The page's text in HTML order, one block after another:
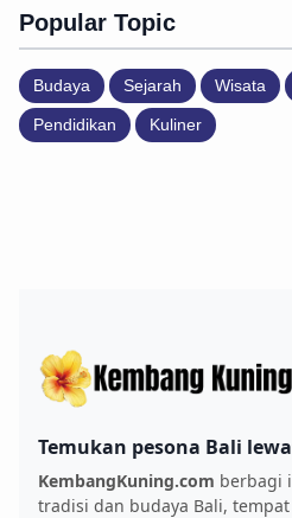
Popular Topic
Budaya Sejarah Wisata
Pendidikan Kuliner
Temukan pesona Bali
KembangKuning.com berbagi
tradisi dan budaya Bali,